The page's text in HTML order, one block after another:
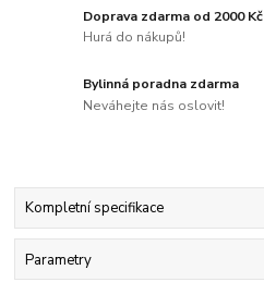
Doprava zdarma od 2000 Kč
Hurá do nákupů!
Bylinná poradna zdarma
Neváhejte nás oslovit!
Kompletní specifikace
Parametry